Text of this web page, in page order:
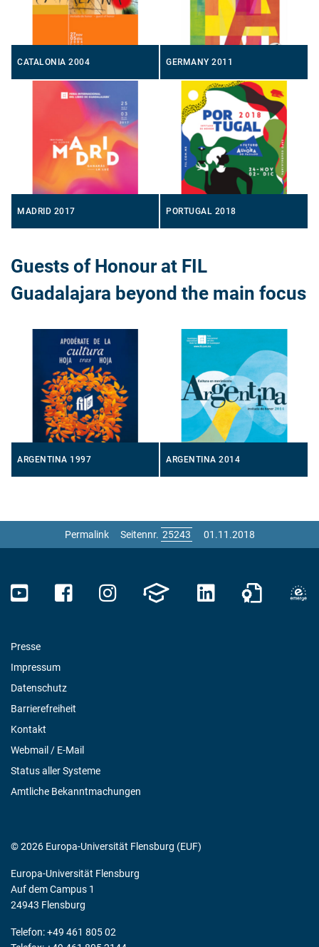
CATALONIA 2004 GERMANY 2011
MADRID 2017 PORTUGAL 2018
Guests of Honour at FIL
Guadalajara beyond the main focus
ARGENTINA 1997 ARGENTINA 2014
Permalink Seitennr. 01.11.2018
Presse
Impressum
Datenschutz
Barrierefreiheit
Kontakt
Webmail / E-Mail
Status aller Systeme
Amtliche Bekanntmachungen
© 2026 Europa-Universität Flensburg (EUF)
Europa-Universität Flensburg
Auf dem Campus 1
24943 Flensburg
Telefon: +49 461 805 02